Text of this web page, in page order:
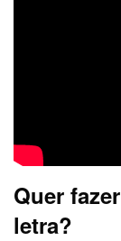
Quer
letra?